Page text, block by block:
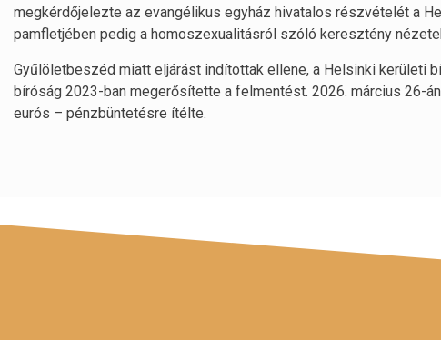
megkérdőjelezte az evangélikus egyház hivatalos részvételét a
pamfletjében pedig a homoszexualitásról szóló keresztény
Gyűlöletbeszéd miatt eljárást indítottak ellene, a Helsinki kerületi
bíróság 2023-ban megerősítette a felmentést. 2026. március 26-
eurós – pénzbüntetésre ítélte.